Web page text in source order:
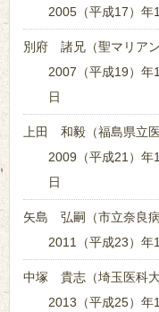
2005（平成17）年
別府 諸兄（聖マリアン
2007（平成19）年
日
上田 和毅（福島県立
2009（平成21）年
日
矢島 弘嗣（市立奈良
2011（平成23）年
中塚 貴志（埼玉医科大
2013（平成25）年